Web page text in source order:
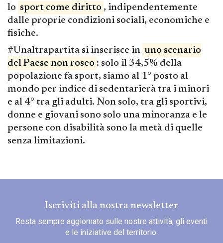
lo sport come diritto , indipendentemente
dalle proprie condizioni sociali, economiche e
fisiche.
#Unaltrapartita si inserisce in uno scenario
del Paese non roseo : solo il 34,5% della
popolazione fa sport, siamo al 1° posto al
mondo per indice di sedentarierà tra i minori
e al 4° tra gli adulti. Non solo, tra gli sportivi,
donne e giovani sono solo una minoranza e le
persone con disabilità sono la metà di quelle
senza limitazioni.
Iscriviti alla nostra newsletter
Resta sempre aggiornato sulle nostre attività, gli eventi
e le iniziative del territorio.